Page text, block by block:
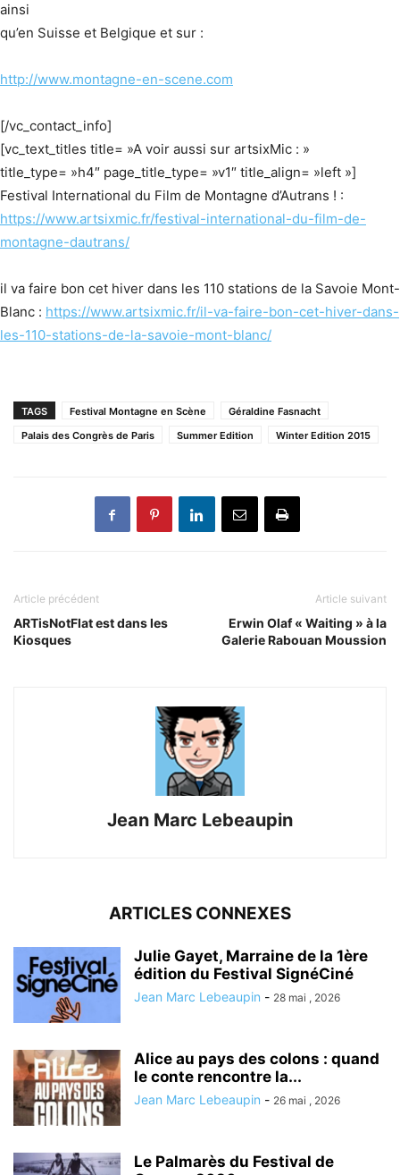
ainsi
qu’en Suisse et Belgique et sur :
http://www.montagne-en-scene.com
[/vc_contact_info]
[vc_text_titles title= »A voir aussi sur artsixMic : »
title_type= »h4″ page_title_type= »v1″ title_align= »left »]
Festival International du Film de Montagne d’Autrans ! :
https://www.artsixmic.fr/festival-international-du-film-de-
montagne-dautrans/
il va faire bon cet hiver dans les 110 stations de la Savoie Mont-
Blanc : https://www.artsixmic.fr/il-va-faire-bon-cet-hiver-dans-
les-110-stations-de-la-savoie-mont-blanc/
TAGS Festival Montagne en Scène
Géraldine Fasnacht
Palais des Congrès de Paris
Summer Edition Winter Edition 2015
Article précédent
ARTisNotFlat est dans les
Kiosques
Article suivant
Erwin Olaf « Waiting » à la
Galerie Rabouan Moussion
Jean Marc Lebeaupin
ARTICLES CONNEXES
Julie Gayet, Marraine de la 1ère
édition du Festival SignéCiné
Jean Marc Lebeaupin - 28 mai , 2026
Alice au pays des colons : quand
le conte rencontre la...
Jean Marc Lebeaupin - 26 mai , 2026
Le Palmarès du Festival de